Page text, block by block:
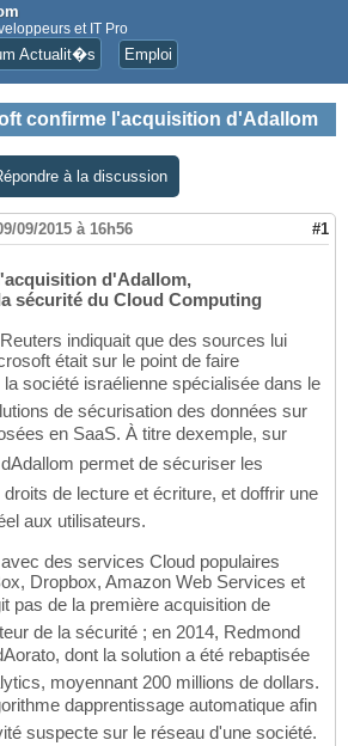
et IT Pro
Actualit�s Emploi
confirme l'acquisition d'Adallom
à la discussion
09/2015 à 16h56 #1
d'Adallom,
sécurité du Cloud Computing
indiquait que des sources lui
était sur le point de faire
la société israélienne spécialisée dans le
de sécurisation des données sur
en SaaS. À titre dexemple, sur
permet de sécuriser les
de lecture et écriture, et doffrir une
aux utilisateurs.
des services Cloud populaires
Dropbox, Amazon Web Services et
pas de la première acquisition de
de la sécurité ; en 2014, Redmond
dont la solution a été rebaptisée
moyennant 200 millions de dollars.
dapprentissage automatique afin
suspecte sur le réseau d'une société.